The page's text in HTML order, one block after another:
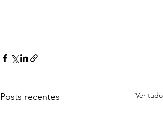
Posts recentes Ver tudo